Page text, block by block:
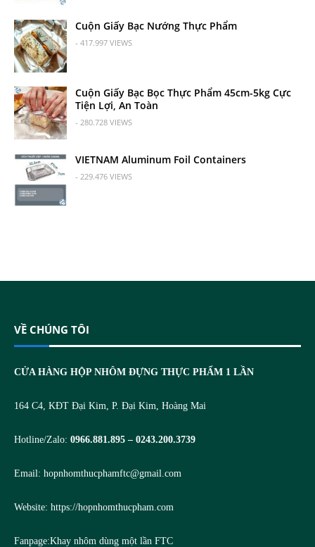
Cuộn Giấy Bạc Nướng Thực Phẩm
- 417.997 VIEWS
Cuộn Giấy Bạc Bọc Thực Phẩm 45cm-5kg Cực
Tiện Lợi, An Toàn
- 280.728 VIEWS
VIETNAM Aluminum Foil Containers
- 229.476 VIEWS
VỀ CHÚNG TÔI
CỬA HÀNG HỘP NHÔM ĐỰNG THỰC PHẨM 1 LẦN
164 C4, KĐT Đại Kim, P. Đại Kim, Hoàng Mai
Hotline/Zalo: 0966.881.895 – 0243.200.3739
Email: hopnhomthucphamftc@gmail.com
Website: https://hopnhomthucpham.com
Fanpage:Khay nhôm dùng một lần FTC